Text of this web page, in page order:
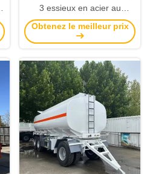
3 essieux en acier au
carbone d'une capacité de
45 000 litres et de 5 cabines
Obtenez le meilleur prix